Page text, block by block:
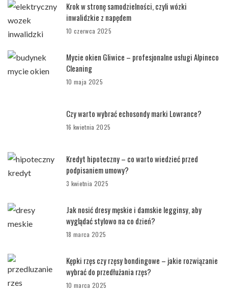
Krok w stronę samodzielności, czyli wózki
inwalidzkie z napędem
10 czerwca 2025
Mycie okien Gliwice – profesjonalne usługi Alpineco
Cleaning
10 maja 2025
Czy warto wybrać echosondy marki Lowrance?
16 kwietnia 2025
Kredyt hipoteczny – co warto wiedzieć przed
podpisaniem umowy?
3 kwietnia 2025
Jak nosić dresy męskie i damskie legginsy, aby
wyglądać stylowo na co dzień?
18 marca 2025
Kępki rzęs czy rzęsy bondingowe – jakie rozwiązanie
wybrać do przedłużania rzęs?
10 marca 2025